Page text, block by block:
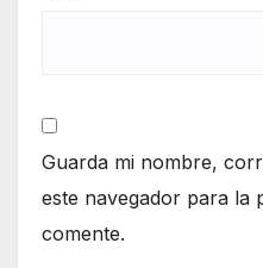
Guarda mi nombre,
este navegador para la
comente.